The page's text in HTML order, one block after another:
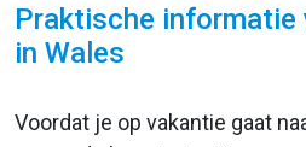
Praktische informatie
in Wales
Voordat je op vakantie gaat